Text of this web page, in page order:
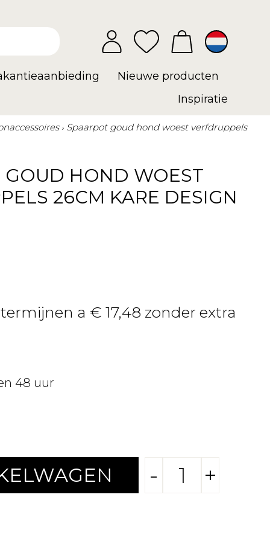
Nieuwe producten
Inspiratie
Spaarpot goud hond woest verfdruppels
GOUD HOND WOEST
26CM KARE DESIGN
a € 17,48 zonder extra
48 uur
- +